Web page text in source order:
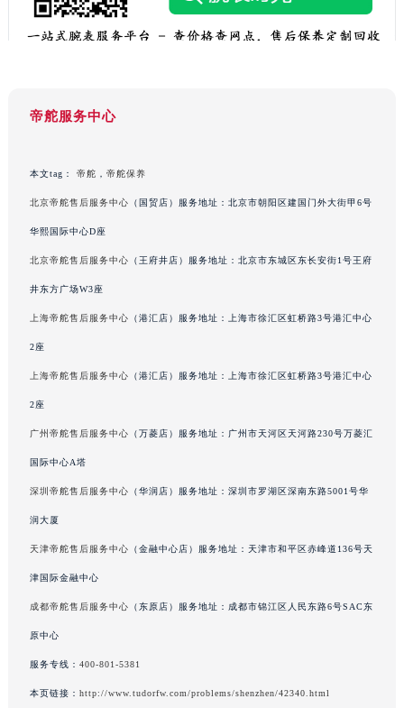
帝舵服务中心
本文tag： 帝舵 ， 帝舵保养
北京帝舵售后服务中心 （国贸店）服务地址：北京市朝阳区建国门外大街甲6号
华熙国际中心D座
北京帝舵售后服务中心 （王府井店）服务地址：北京市东城区东长安街1号王府
井东方广场W3座
上海帝舵售后服务中心 （港汇店）服务地址：上海市徐汇区虹桥路3号港汇中心
2座
上海帝舵售后服务中心 （港汇店）服务地址：上海市徐汇区虹桥路3号港汇中心
2座
广州帝舵售后服务中心 （万菱店）服务地址：广州市天河区天河路230号万菱汇
国际中心A塔
深圳帝舵售后服务中心 （华润店）服务地址：深圳市罗湖区深南东路5001号华
润大厦
天津帝舵售后服务中心 （金融中心店）服务地址：天津市和平区赤峰道136号天
津国际金融中心
成都帝舵售后服务中心 （东原店）服务地址：成都市锦江区人民东路6号SAC东
原中心
服务专线： 400-801-5381
本页链接： http://www.tudorfw.com/problems/shenzhen/42340.html